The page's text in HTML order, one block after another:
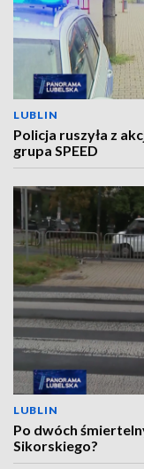
LUBLIN
Policja ruszyła z
grupa SPEED
LUBLIN
Po dwóch
Sikorskiego?